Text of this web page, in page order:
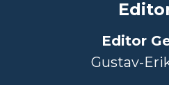
Editor
Gustav-